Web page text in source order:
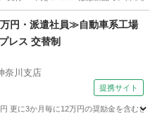
円・派遣社員≫自動車系工場
レス 交替制
奈川支店
提携サイト
更に3か月毎に12万円の奨励金を含む